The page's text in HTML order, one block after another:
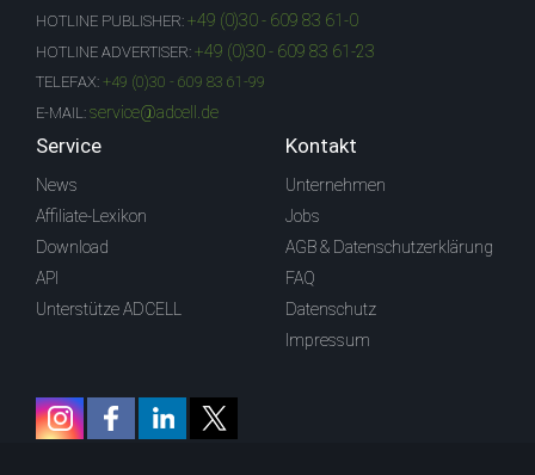
HOTLINE PUBLISHER: +49 (0)30 - 609 83 61-0
HOTLINE ADVERTISER: +49 (0)30 - 609 83 61-23
TELEFAX: +49 (0)30 - 609 83 61-99
E-MAIL: service@adcell.de
Service
News
Affiliate-Lexikon
Download
API
Unterstütze ADCELL
Kontakt
Unternehmen
Jobs
AGB & Datenschutzerklärung
FAQ
Datenschutz
Impressum